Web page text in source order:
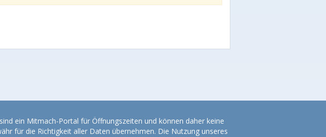
ein Mitmach-Portal für Öffnungszeiten und können daher keine
für die Richtigkeit aller Daten übernehmen. Die Nutzung unseres